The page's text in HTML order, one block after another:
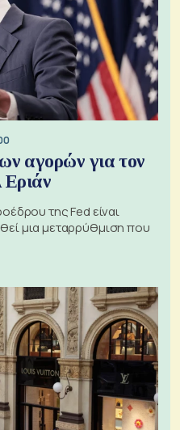
αγορών για τον
Εριάν
της Fed είναι
μια μεταρρύθμιση που